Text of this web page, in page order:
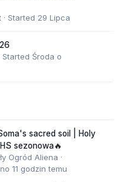
· Started 29 Lipca
Started Środa o
sacred soil | Holy
sezonowa🔥
Ogród Aliena ·
11 godzin temu